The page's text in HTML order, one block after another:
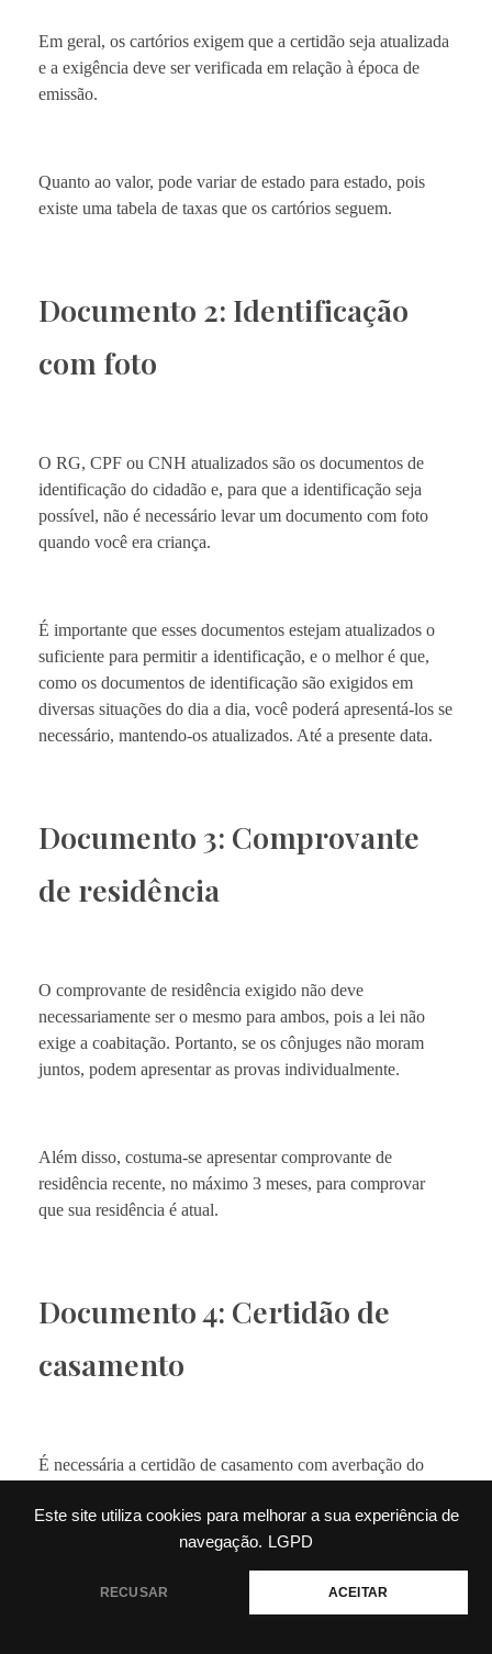
Este site utiliza cookies para melhorar a sua experiência de
navegação. LGPD
RECUSAR ACEITAR
Em geral, os cartórios exigem que a certidão seja atualizada
e a exigência deve ser verificada em relação à época de
emissão.
Quanto ao valor, pode variar de estado para estado, pois
existe uma tabela de taxas que os cartórios seguem.
Documento 2: Identificação
com foto
O RG, CPF ou CNH atualizados são os documentos de
identificação do cidadão e, para que a identificação seja
possível, não é necessário levar um documento com foto
quando você era criança.
É importante que esses documentos estejam atualizados o
suficiente para permitir a identificação, e o melhor é que,
como os documentos de identificação são exigidos em
diversas situações do dia a dia, você poderá apresentá-los se
necessário, mantendo-os atualizados. Até a presente data.
Documento 3: Comprovante
de residência
O comprovante de residência exigido não deve
necessariamente ser o mesmo para ambos, pois a lei não
exige a coabitação. Portanto, se os cônjuges não moram
juntos, podem apresentar as provas individualmente.
Além disso, costuma-se apresentar comprovante de
residência recente, no máximo 3 meses, para comprovar
que sua residência é atual.
Documento 4: Certidão de
casamento
É necessária a certidão de casamento com averbação do
comprovação do estado civil de divórcio ou viuvez,
podendo fazer parte de documento público de união estável.
Precisa de ajuda?